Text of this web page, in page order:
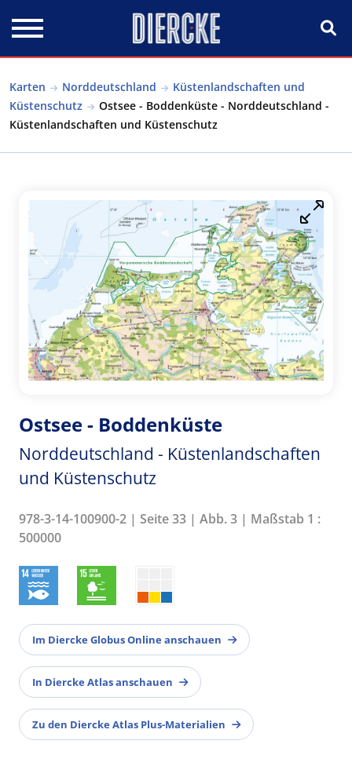
Karten Norddeutschland
Küstenlandschaften und
Küstenschutz
Ostsee - Boddenküste - Norddeutschland -
Küstenlandschaften und Küstenschutz
Ostsee - Boddenküste
Norddeutschland - Küstenlandschaften
und Küstenschutz
978-3-14-100900-2 | Seite 33 | Abb. 3 | Maßstab 1 :
500000
Im Diercke Globus Online anschauen
In Diercke Atlas anschauen
Zu den Diercke Atlas Plus-Materialien